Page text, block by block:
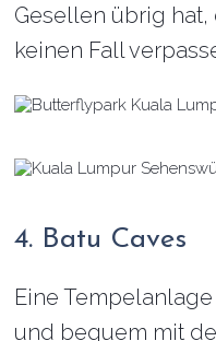
Gesellen übrig
keinen Fall
4. Batu Caves
Eine Tempelanlage
und bequem mit